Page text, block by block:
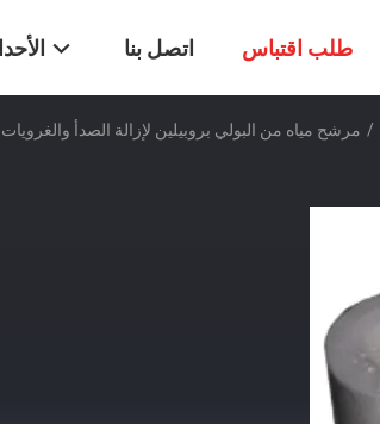
اتصل بنا طلب اقتباس
/ مرشح مياه من البولي بروبيلين لإزالة الصدأ